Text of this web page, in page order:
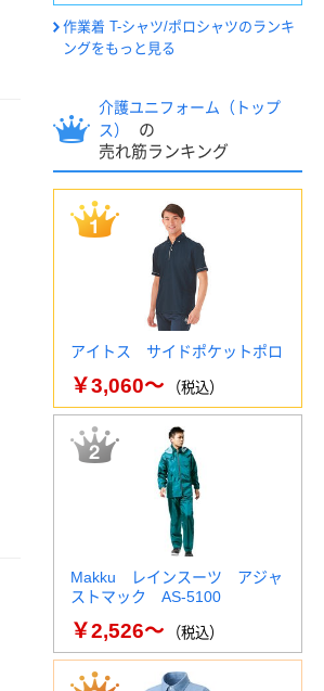
作業着 T-シャツ/ポロシャツのランキ
ングをもっと見る
介護ユニフォーム（トップ
ス）
の
売れ筋ランキング
アイトス サイドポケットポロ
￥3,060～ （税込）
Makku レインスーツ アジャ
ストマック AS-5100
￥2,526～ （税込）